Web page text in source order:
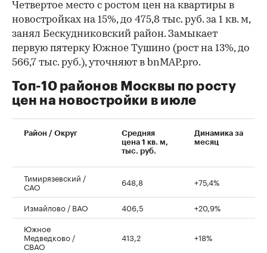
00:00 / 00:00
Четвертое место с ростом цен на квартиры в
новостройках на 15%, до 475,8 тыс. руб. за 1 кв. м,
занял Бескудниковский район. Замыкает
первую пятерку Южное Тушино (рост на 13%, до
566,7 тыс. руб.), уточняют в bnMAP.pro.
Топ-10 районов Москвы по росту
цен на новостройки в июле
Район / Округ
Средняя
цена 1 кв. м,
тыс. руб.
Динамика за
месяц
Тимирязевский /
САО 648,8 +75,4%
Измайлово / ВАО 406,5
+20,9%
Южное
Медведково /
СВАО
413,2 +18%